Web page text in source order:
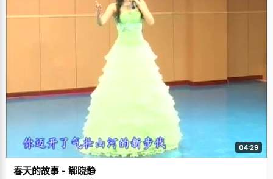
04:29
春天的故事 - 郗晓静